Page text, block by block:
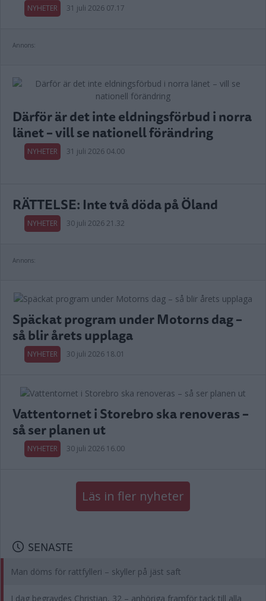
NYHETER 31 juli 2026 07.17
Annons:
Därför är det inte eldningsförbud i norra
länet – vill se nationell förändring
NYHETER 31 juli 2026 04.00
RÄTTELSE: Inte två döda på Öland
NYHETER 30 juli 2026 21.32
Annons:
Späckat program under Motorns dag –
så blir årets upplaga
NYHETER 30 juli 2026 18.01
Vattentornet i Storebro ska renoveras –
så ser planen ut
NYHETER 30 juli 2026 16.00
Läs in fler nyheter
SENASTE
Man döms för rattfylleri – skyller på jäst saft
I dag begravdes Christian, 32 – anhöriga framför tack till alla